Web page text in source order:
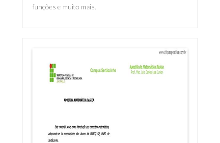
funções e muito mais.